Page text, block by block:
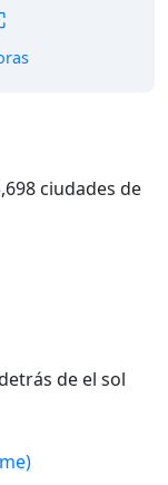
ciudades de
de el sol